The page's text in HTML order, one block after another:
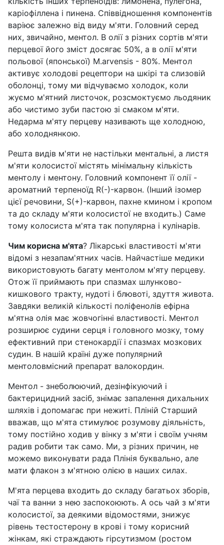
каріофіллена і пинена. Співвідношення компонентів
варіює залежно від виду м'яти. Головний серед
них, звичайно, ментол. В олії з різних сортів м'яти
перцевої його зміст досягає 50%, а в олії м'яти
польової (японської) М.arvensis - 80%. Ментол
активує холодові рецептори на шкірі та слизовій
оболонці, тому ми відчуваємо холодок, коли
жуємо м'ятний листочок, розсмоктуємо льодяник
або чистимо зуби пастою зі смаком м'яти.
Недарма м'яту перцеву називають ще холодною,
або холоднянкою.
Решта видів м'яти не настільки ментальні, а листя
м'яти колосистої містять мінімальну кількість
ментолу і ментону. Головний компонент її олії -
ароматний терпеноїд R(-)-карвон. (Інший ізомер
цієї речовини, S(+)-карвон, пахне кмином і кропом
та до складу м'яти колосистої не входить.) Саме
тому колосиста м'ята так популярна і кулінарів.
Чим корисна м'ята? Лікарські властивості м'яти
відомі з незапам'ятних часів. Найчастіше медики
використовують багату ментолом м'яту перцеву.
Отож її приймають при спазмах шлунково-
кишкового тракту, нудоті і блювоті, здуття живота.
Завдяки великій кількості поліфенолів ефірна
м'ятна олія має жовчогінні властивості. Ментол
розширює судини серця і головного мозку, тому
ефективний при стенокардії і спазмах мозкових
судин. В нашій країні дуже популярний
ментоловмісний препарат валокордин.
Ментол - знеболюючий, дезінфікуючий і
бактерицидний засіб, знімає запалення дихальних
шляхів і допомагає при нежиті. Пліній Старший
вважав, що м'ята стимулює розумову діяльність,
тому постійно ходив у вінку з м'яти і своїм учням
радив робити так само. Ми, з різних причин, не
можемо виконувати рада Плінія буквально, але
мати флакон з м'ятною олією в наших силах.
М'ята перцева входить до складу багатьох зборів,
чаї та ванни з нею заспокоюють. А ось чай з м'яти
колосистої, за деякими відомостями, знижує
рівень тестостерону в крові і тому корисний
жінкам, які страждають гірсутизмом (ростом